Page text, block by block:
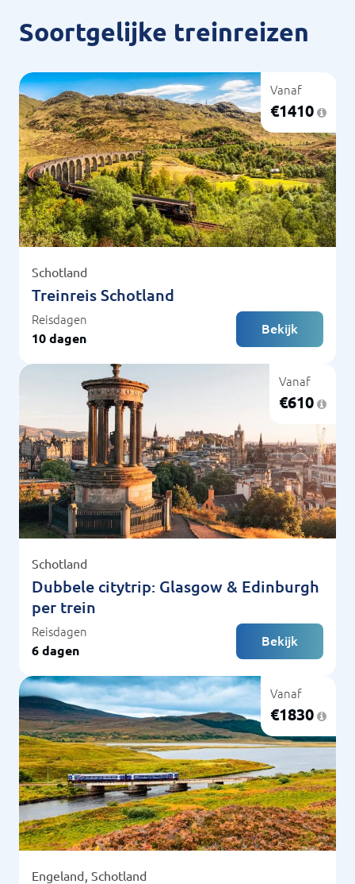
Soortgelijke treinreizen
Vanaf
€1410
Schotland
Treinreis Schotland
Reisdagen
10 dagen
Bekijk
Vanaf
€610
Schotland
Dubbele citytrip: Glasgow & Edinburgh
per trein
Reisdagen
6 dagen
Bekijk
Vanaf
€1830
Engeland Schotland